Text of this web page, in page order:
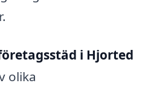
i Hjorted
olika